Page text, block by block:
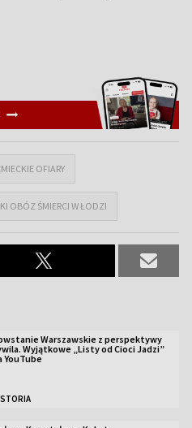
OFIARY
OBÓZ ŚMIERCI W ŁODZI
Warszawskie z perspektywy
Wyjątkowe „Listy od Cioci Jadzi”
YouTube